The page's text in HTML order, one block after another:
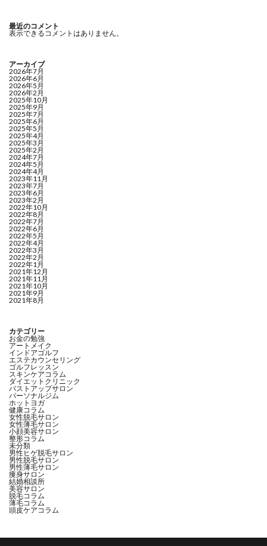
最近のコメント
表示できるコメントはありません。
アーカイブ
2026年7月
2026年6月
2026年5月
2026年2月
2025年10月
2025年9月
2025年7月
2025年6月
2025年5月
2025年4月
2025年3月
2025年2月
2024年7月
2024年5月
2024年4月
2023年11月
2023年7月
2023年6月
2023年2月
2022年10月
2022年8月
2022年7月
2022年6月
2022年5月
2022年4月
2022年3月
2022年2月
2022年1月
2021年12月
2021年11月
2021年10月
2021年9月
2021年8月
カテゴリー
お金の勉強
アートメイク
インドアゴルフ
エステカウンセリング
ゴルフレッスン
スキンケアコラム
ダイエットクリニック
バストアップサロン
パーソナルジム
ホットヨガ
健康コラム
女性脱毛サロン
女性薄毛サロン
小顔美容サロン
整形コラム
未分類
男性ヒゲ脱毛サロン
男性脱毛サロン
男性薄毛サロン
痩身サロン
結婚相談所
美容サロン
脱毛コラム
薄毛コラム
頭皮ケアコラム